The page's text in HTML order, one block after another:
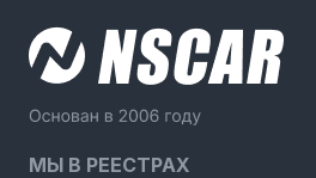
МЫ В РЕЕСТРАХ